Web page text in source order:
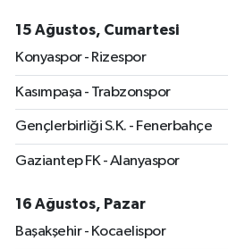
15 Ağustos, Cumartesi
Konyaspor - Rizespor
Kasımpaşa - Trabzonspor
Gençlerbirliği S.K. - Fenerbahçe
Gaziantep FK - Alanyaspor
16 Ağustos, Pazar
Başakşehir - Kocaelispor